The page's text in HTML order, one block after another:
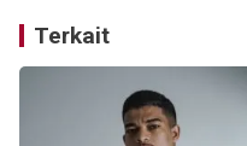
Terkait